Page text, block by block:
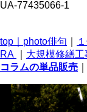
UA-77435066-1
top｜ photo俳句
RA
大規模修繕工
コラムの単品販売